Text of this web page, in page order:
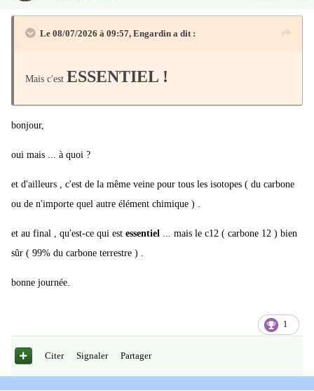
Le 08/07/2026 à 09:57, Engardin a dit :
Mais c'est ESSENTIEL !
bonjour,
oui mais ... à quoi ?
et d'ailleurs , c'est de la même veine pour tous les isotopes ( du carbone
ou de n'importe quel autre élément chimique ) .
et au final , qu'est-ce qui est essentiel ... mais le c12 ( carbone 12 ) bien
sûr ( 99% du carbone terrestre ) .
bonne journée.
1
Citer Signaler Partager